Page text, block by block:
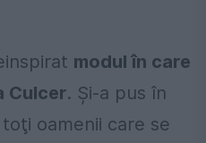
modul în care
Culcer. Şi-a pus în
oamenii care se